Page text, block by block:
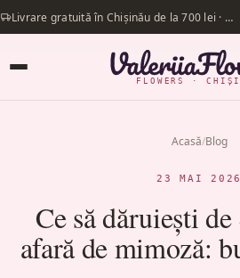
Livrare gratuită în Chișinău de la 700 lei · Livrăm în aceeași zi
FLOWERS ·
Acasă/Blog
23 MAI 2026
Ce să dăruiești
afară de mimoză: